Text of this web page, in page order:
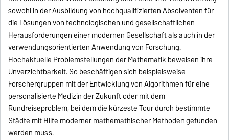
sowohl in der Ausbildung von hochqualifizierten Absolventen für
die Lösungen von technologischen und gesellschaftlichen
Herausforderungen einer modernen Gesellschaft als auch in der
verwendungsorientierten Anwendung von Forschung.
Hochaktuelle Problemstellungen der Mathematik beweisen ihre
Unverzichtbarkeit. So beschäftigen sich beispielsweise
Forschergruppen mit der Entwicklung von Algorithmen für eine
personalisierte Medizin der Zukunft oder mit dem
Rundreiseproblem, bei dem die kürzeste Tour durch bestimmte
Städte mit Hilfe moderner mathemathischer Methoden gefunden
werden muss.